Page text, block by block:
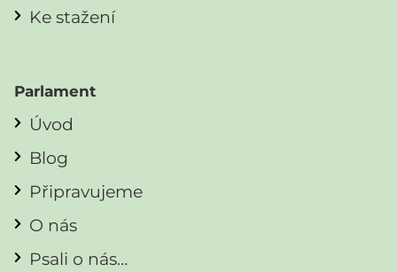
Ke stažení
Parlament
Úvod
Blog
Připravujeme
O nás
Psali o nás…